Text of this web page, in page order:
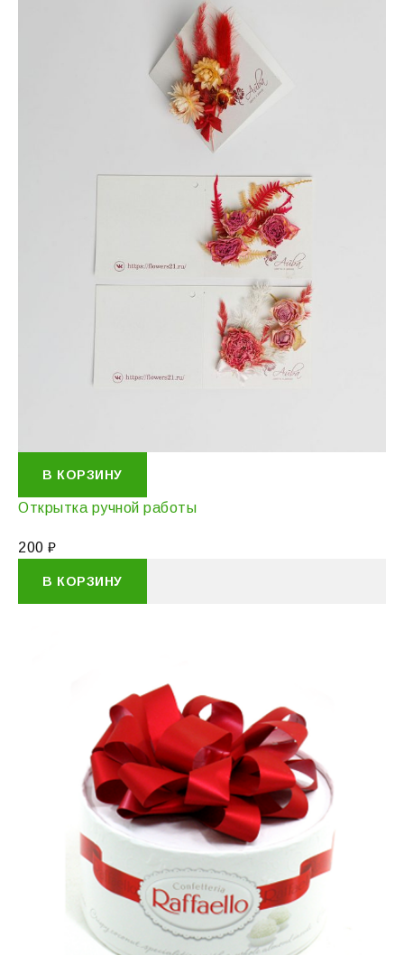
В КОРЗИНУ
Открытка ручной работы
200 ₽
В КОРЗИНУ